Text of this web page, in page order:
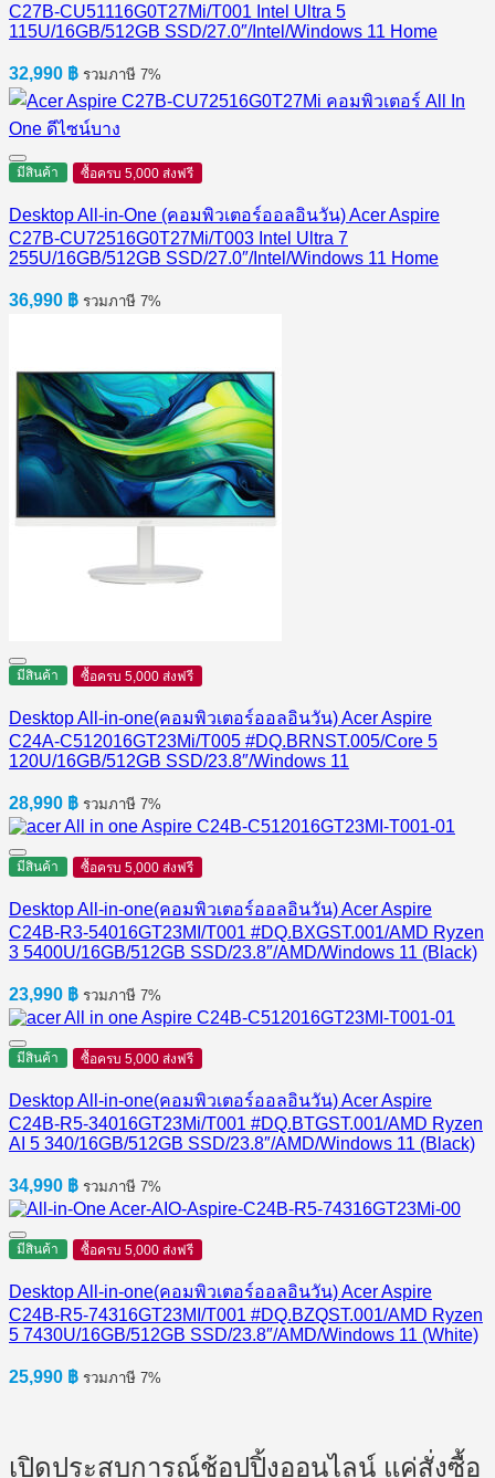
C27B-CU51116G0T27Mi/T001 Intel Ultra 5
115U/16GB/512GB SSD/27.0″/Intel/Windows 11 Home
32,990 ฿ รวมภาษี 7%
มีสินค้า ซื้อครบ 5,000 ส่งฟรี
Desktop All-in-One (คอมพิวเตอร์ออลอินวัน) Acer Aspire
C27B-CU72516G0T27Mi/T003 Intel Ultra 7
255U/16GB/512GB SSD/27.0″/Intel/Windows 11 Home
36,990 ฿ รวมภาษี 7%
มีสินค้า ซื้อครบ 5,000 ส่งฟรี
Desktop All-in-one(คอมพิวเตอร์ออลอินวัน) Acer Aspire
C24A-C512016GT23Mi/T005 #DQ.BRNST.005/Core 5
120U/16GB/512GB SSD/23.8″/Windows 11
28,990 ฿ รวมภาษี 7%
มีสินค้า ซื้อครบ 5,000 ส่งฟรี
Desktop All-in-one(คอมพิวเตอร์ออลอินวัน) Acer Aspire
C24B-R3-54016GT23MI/T001 #DQ.BXGST.001/AMD Ryzen
3 5400U/16GB/512GB SSD/23.8″/AMD/Windows 11 (Black)
23,990 ฿ รวมภาษี 7%
มีสินค้า ซื้อครบ 5,000 ส่งฟรี
Desktop All-in-one(คอมพิวเตอร์ออลอินวัน) Acer Aspire
C24B-R5-34016GT23Mi/T001 #DQ.BTGST.001/AMD Ryzen
AI 5 340/16GB/512GB SSD/23.8″/AMD/Windows 11 (Black)
34,990 ฿ รวมภาษี 7%
มีสินค้า ซื้อครบ 5,000 ส่งฟรี
Desktop All-in-one(คอมพิวเตอร์ออลอินวัน) Acer Aspire
C24B-R5-74316GT23MI/T001 #DQ.BZQST.001/AMD Ryzen
5 7430U/16GB/512GB SSD/23.8″/AMD/Windows 11 (White)
25,990 ฿ รวมภาษี 7%
เปิดประสบการณ์ช้อปปิ้งออนไลน์ แค่สั่งซื้อ